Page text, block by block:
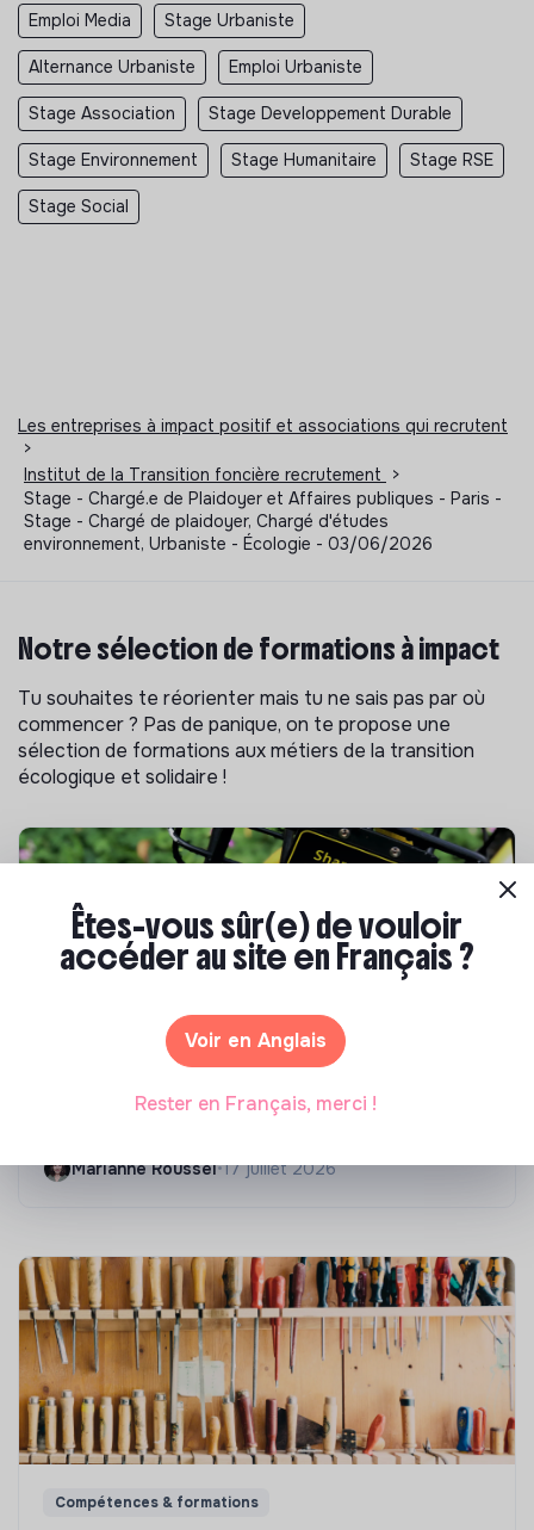
Emploi Media Stage Urbaniste
Alternance Urbaniste Emploi Urbaniste
Stage Association Stage Developpement Durable
Stage Environnement Stage Humanitaire Stage RSE
Stage Social
Les entreprises à impact positif et associations qui recrutent
>
Institut de la Transition foncière recrutement
>
Stage - Chargé.e de Plaidoyer et Affaires publiques - Paris -
Stage - Chargé de plaidoyer, Chargé d'études
environnement, Urbaniste - Écologie - 03/06/2026
Notre sélection de formations à impact
Tu souhaites te réorienter mais tu ne sais pas par où
commencer ? Pas de panique, on te propose une
sélection de formations aux métiers de la transition
écologique et solidaire !
Les 25 meilleures formations RSE en 2026
Marianne Roussel•17 juillet 2026
Compétences & formations
Êtes-vous sûr(e) de vouloir
accéder au site en Français ?
Voir en Anglais
Rester en Français, merci !